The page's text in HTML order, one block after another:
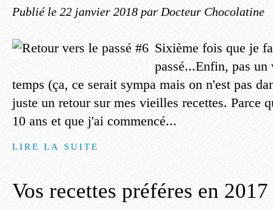
Publié le 22 janvier 2018 par Docteur Chocolatine
Sixième fois que je
passé...Enfin, pas
temps (ça, ce serait sympa mais on n'est pas
juste un retour sur mes vieilles recettes. Parce
10 ans et que j'ai commencé...
LIRE LA SUITE
Vos recettes préféres en 2017